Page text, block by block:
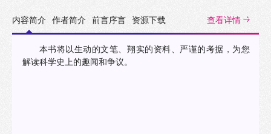
内容简介 作者简介 前言序言 资源下载 查看详情
本书将以生动的文笔、翔实的资料、严谨的考据，为您
解读科学史上的趣闻和争议。